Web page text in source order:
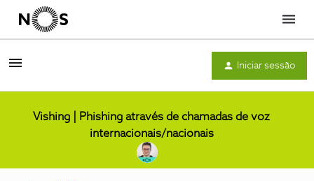
Menu
Iniciar sessão
Vishing | Phishing através de chamadas de voz
internacionais/nacionais